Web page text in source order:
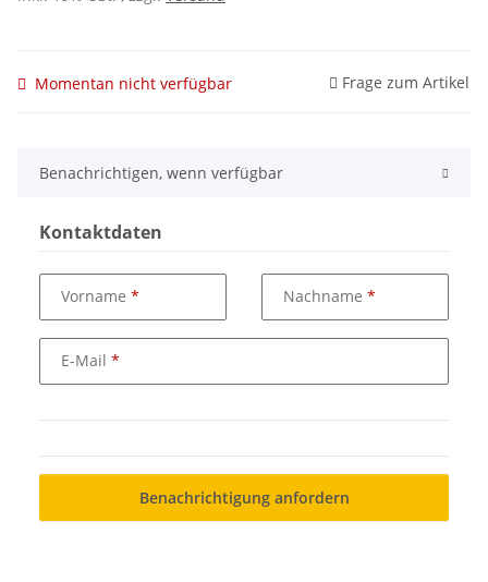
Momentan nicht verfügbar Frage zum Artikel
Benachrichtigen, wenn verfügbar
Kontaktdaten
Vorname Nachname
E-Mail
Benachrichtigung anfordern